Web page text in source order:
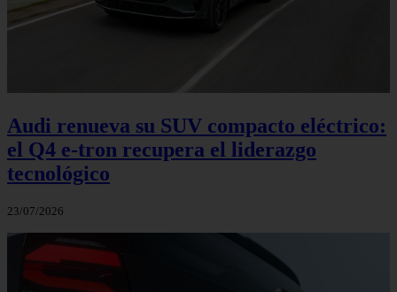
Audi renueva su SUV compacto eléctrico:
el Q4 e‑tron recupera el liderazgo
tecnológico
23/07/2026